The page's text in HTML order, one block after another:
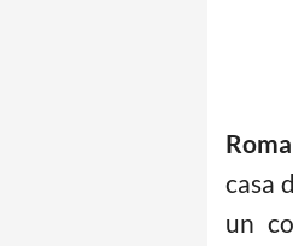
Roma
casa
un